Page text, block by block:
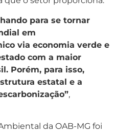
para se tornar
em
via economia verde e
com a maior
Porém, para isso,
estatal e a
,
da OAB-MG foi